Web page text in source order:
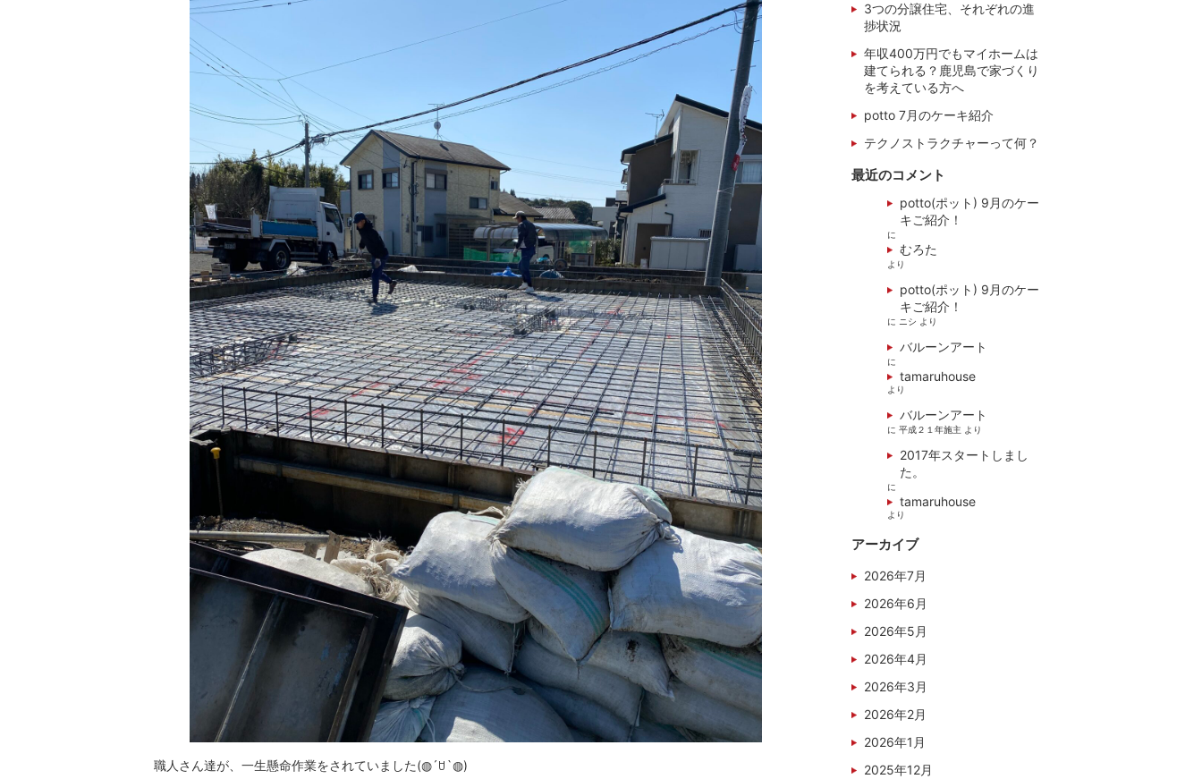
職人さん達が、一生懸命作業をされていました(◍´ꇴ`◍)
3つの分譲住宅、それぞれの進
捗状況
年収400万円でもマイホームは
建てられる？鹿児島で家づくり
を考えている方へ
potto 7月のケーキ紹介
テクノストラクチャーって何？
最近のコメント
potto(ポット) 9月のケー
キご紹介！
に
むろた
より
potto(ポット) 9月のケー
キご紹介！
に ニシ より
バルーンアート
に
tamaruhouse
より
バルーンアート
に 平成２１年施主 より
2017年スタートしまし
た。
に
tamaruhouse
より
アーカイブ
2026年7月
2026年6月
2026年5月
2026年4月
2026年3月
2026年2月
2026年1月
2025年12月